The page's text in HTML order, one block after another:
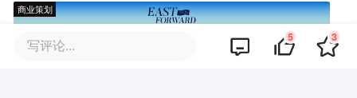
商业策划
写评论... 5 3